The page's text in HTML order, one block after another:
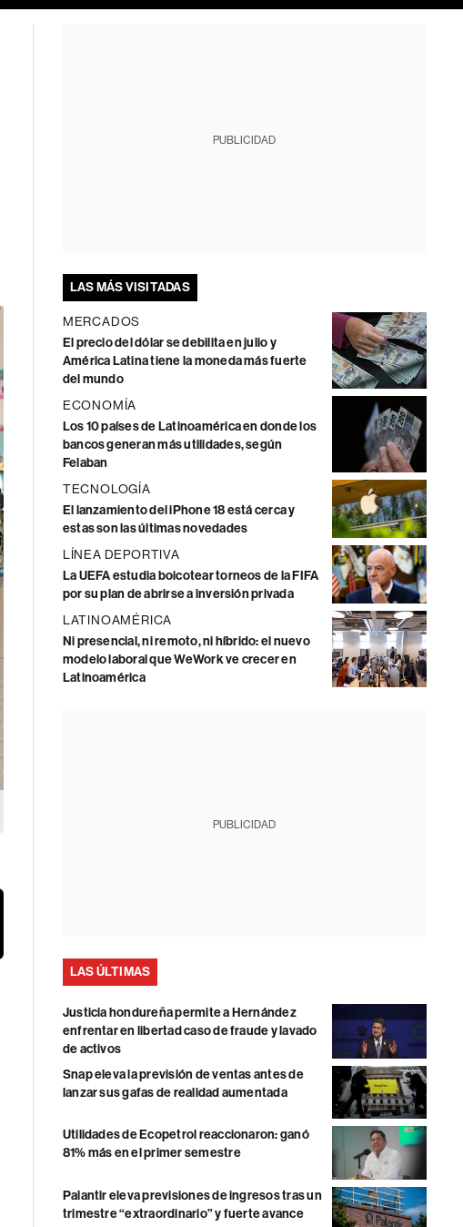
PUBLICIDAD
LAS MÁS VISITADAS
MERCADOS
El precio del dólar se debilita en julio y
América Latina tiene la moneda más fuerte
del mundo
ECONOMÍA
Los 10 países de Latinoamérica en donde los
bancos generan más utilidades, según
Felaban
TECNOLOGÍA
El lanzamiento del iPhone 18 está cerca y
estas son las últimas novedades
LÍNEA DEPORTIVA
La UEFA estudia boicotear torneos de la FIFA
por su plan de abrirse a inversión privada
LATINOAMÉRICA
Ni presencial, ni remoto, ni híbrido: el nuevo
modelo laboral que WeWork ve crecer en
Latinoamérica
PUBLICIDAD
LAS ÚLTIMAS
Justicia hondureña permite a Hernández
enfrentar en libertad caso de fraude y lavado
de activos
Snap eleva la previsión de ventas antes de
lanzar sus gafas de realidad aumentada
Utilidades de Ecopetrol reaccionaron: ganó
81% más en el primer semestre
Palantir eleva previsiones de ingresos tras un
trimestre “extraordinario” y fuerte avance